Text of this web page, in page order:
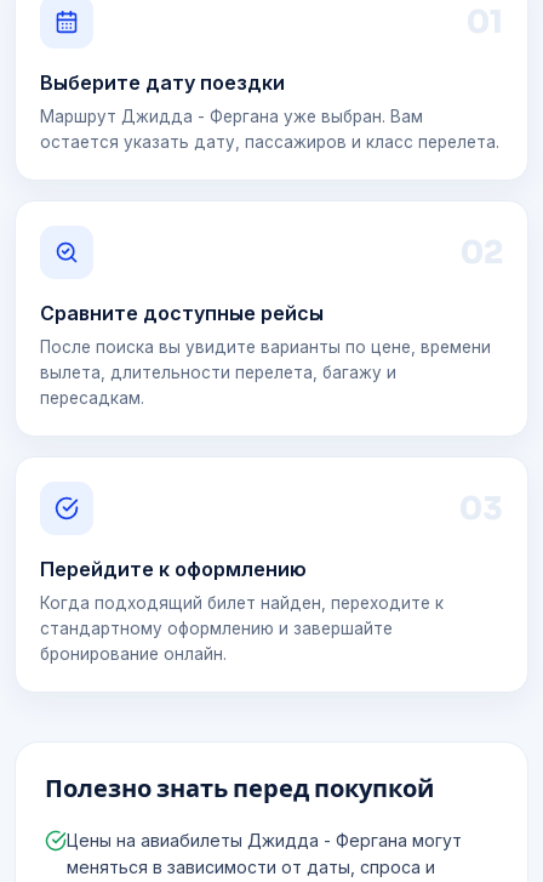
01
Выберите дату поездки
Маршрут Джидда - Фергана уже выбран. Вам
остается указать дату, пассажиров и класс перелета.
02
Сравните доступные рейсы
После поиска вы увидите варианты по цене, времени
вылета, длительности перелета, багажу и
пересадкам.
03
Перейдите к оформлению
Когда подходящий билет найден, переходите к
стандартному оформлению и завершайте
бронирование онлайн.
Полезно знать перед покупкой
Цены на авиабилеты Джидда - Фергана могут
меняться в зависимости от даты, спроса и